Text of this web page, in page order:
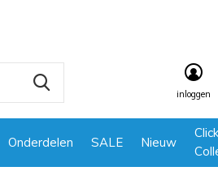
Onderdelen SALE Nieuw
inloggen